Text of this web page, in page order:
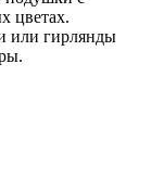
цветах.
или гирлянды